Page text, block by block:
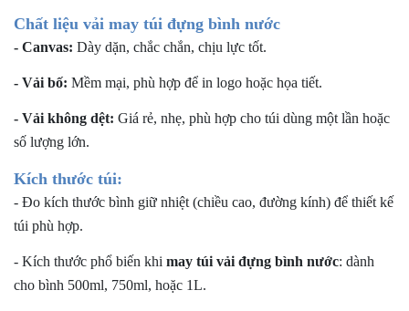
Chất liệu vải may túi đựng bình nước
- Canvas: Dày dặn, chắc chắn, chịu lực tốt.
- Vải bố: Mềm mại, phù hợp để in logo hoặc họa tiết.
- Vải không dệt: Giá rẻ, nhẹ, phù hợp cho túi dùng một lần hoặc
số lượng lớn.
Kích thước túi:
- Đo kích thước bình giữ nhiệt (chiều cao, đường kính) để thiết kế
túi phù hợp.
- Kích thước phổ biến khi may túi vải đựng bình nước: dành
cho bình 500ml, 750ml, hoặc 1L.